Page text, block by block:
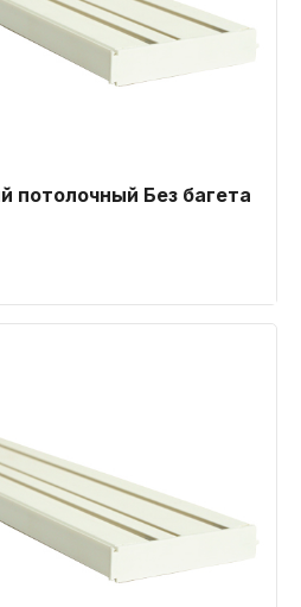
потолочный Без багета